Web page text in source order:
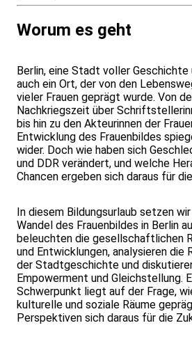
Worum es geht
Berlin, eine Stadt voller Geschichte
auch ein Ort, der von den
vieler Frauen geprägt wurde. Von
Nachkriegszeit über
bis hin zu den Akteurinnen der
Entwicklung des Frauenbildes
wider. Doch wie haben sich
und DDR verändert, und welche
Chancen ergeben sich daraus für
In diesem Bildungsurlaub setzen
Wandel des Frauenbildes in Berlin
beleuchten die gesellschaftlichen
und Entwicklungen, analysieren die
der Stadtgeschichte und
Empowerment und Gleichstellung.
Schwerpunkt liegt auf der Frage,
kulturelle und soziale Räume
Perspektiven sich daraus für die